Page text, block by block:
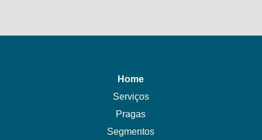
Home
Serviços
Pragas
Segmentos